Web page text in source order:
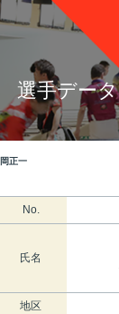
選手データ
正一
No.
氏名
地区